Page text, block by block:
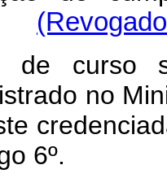
curso
no
6º.